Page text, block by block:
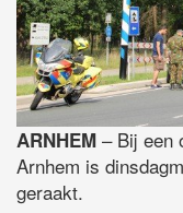
ARNHEM – Bij een
Arnhem is
geraakt.